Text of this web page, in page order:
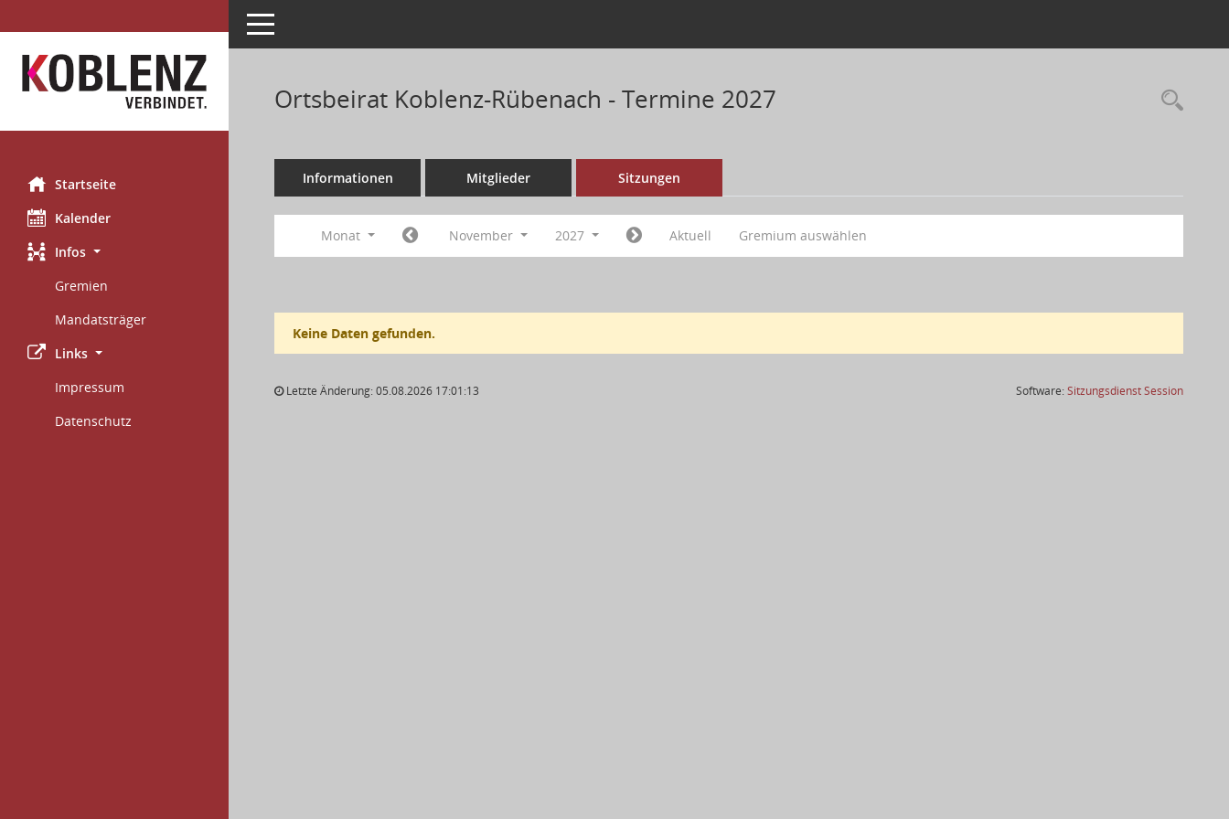
Startseite
Kalender
Infos
Gremien
Mandatsträger
Links
Impressum
Datenschutz
Toggle navigation
Ortsbeirat Koblenz-Rübenach - Termine 2027
Informationen Mitglieder Sitzungen
Monat November 2027 Aktuell Gremium auswählen
Keine Daten gefunden.
Letzte Änderung: 05.08.2026 17:01:13 Software:SitzungsdienstSession(Wird in